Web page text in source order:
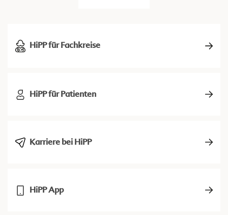
HiPP für Fachkreise
HiPP für Patienten
Karriere bei HiPP
HiPP App